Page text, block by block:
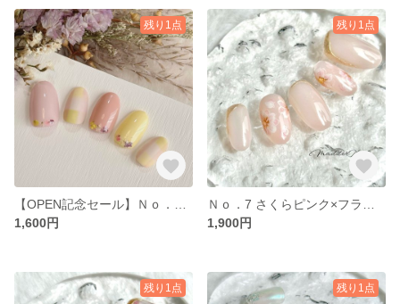
残り1点
1,600円
残り1点
1,900円
残り1点 残り1点